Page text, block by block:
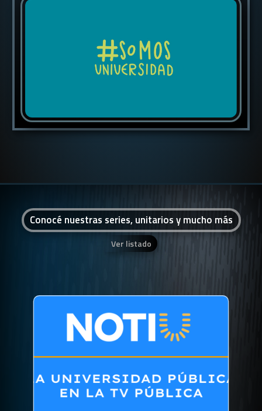
Conocé nuestras series, unitarios y mucho más
Ver listado